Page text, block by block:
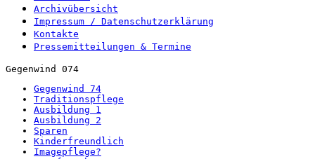
Archivübersicht
Impressum / Datenschutzerklärung
Kontakte
Pressemitteilungen & Termine
Gegenwind 074
Gegenwind 74
Traditionspflege
Ausbildung 1
Ausbildung 2
Sparen
Kinderfreundlich
Imagepflege?